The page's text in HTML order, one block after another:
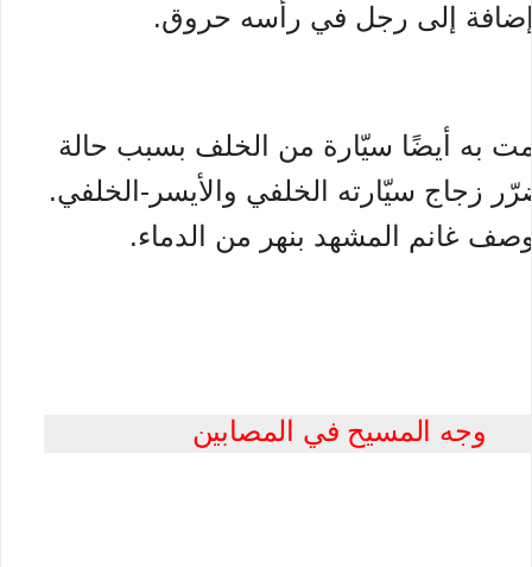
إلى رجل في رأسه حروق.
به أيضًا سيّارة من الخلف بسبب حالة
زجاج سيّارته الخلفي والأيسر-الخلفي.
غانم المشهد بنهر من الدماء.
وجه المسيح في المصابين